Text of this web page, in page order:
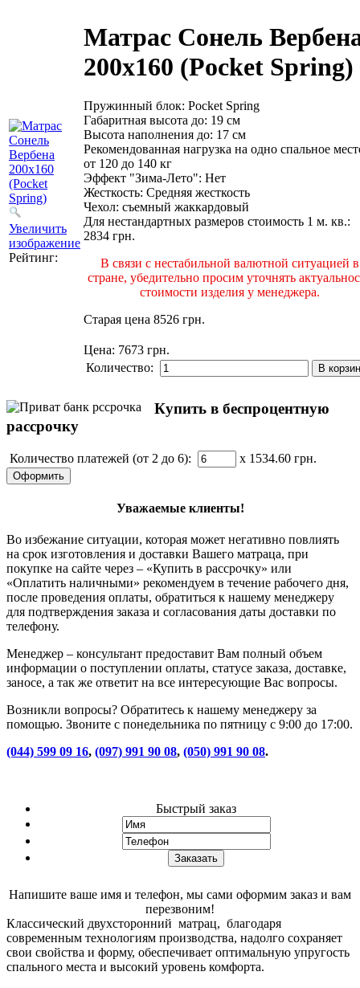
Увеличить
изображение
Рейтинг:
Матрас Сонель
200х160 (Pocket Spring)
Пружинный блок: Pocket Spring
Габаритная высота до: 19 см
Высота наполнения до: 17 см
Рекомендованная нагрузка на одно спальное
от 120 до 140 кг
Эффект "Зима-Лето": Нет
Жесткость: Средняя жесткость
Чехол: съемный жаккардовый
Для нестандартных размеров стоимость 1 м. кв.:
2834 грн.
В связи с нестабильной валютной ситуацией в
стране, убедительно просим уточнять
стоимости изделия у менеджера.
Старая цена 8526 грн.
Цена: 7673 грн.
Количество:
Купить в беспроцентную
рассрочку
Количество платежей (от 2 до 6): x 1534.60 грн.
Уважаемые клиенты!
Во избежание ситуации, которая может негативно повлиять
на срок изготовления и доставки Вашего матраца, при
покупке на сайте через – «Купить в рассрочку» или
«Оплатить наличными» рекомендуем в течение рабочего дня,
после проведения оплаты, обратиться к нашему менеджеру
для подтверждения заказа и согласования даты доставки по
телефону.
Менеджер – консультант предоставит Вам полный объем
информации о поступлении оплаты, статусе заказа, доставке,
заносе, а так же ответит на все интересующие Вас вопросы.
Возникли вопросы? Обратитесь к нашему менеджеру за
помощью. Звоните с понедельника по пятницу с 9:00 до 17:00.
(044) 599 09 16, (097) 991 90 08, (050) 991 90 08.
Быстрый заказ
Напишите ваше имя и телефон, мы сами оформим заказ и вам
перезвоним!
Классический двухсторонний матрац, благодаря
современным технологиям производства, надолго сохраняет
свои свойства и форму, обеспечивает оптимальную упругость
спального места и высокий уровень комфорта.